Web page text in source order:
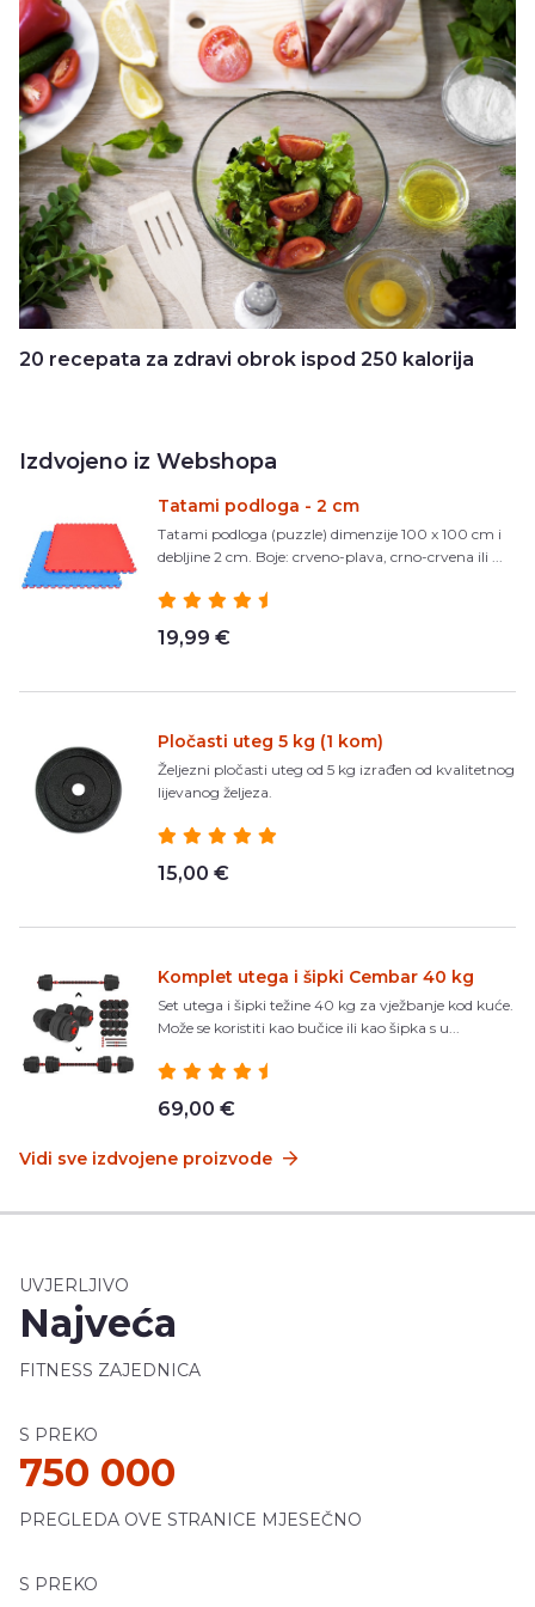
20 recepata za zdravi obrok ispod 250 kalorija
Izdvojeno iz Webshopa
Tatami podloga - 2 cm
Tatami podloga (puzzle) dimenzije 100 x 100 cm i
debljine 2 cm. Boje: crveno-plava, crno-crvena ili ...
19,99 €
Pločasti uteg 5 kg (1 kom)
Željezni pločasti uteg od 5 kg izrađen od kvalitetnog
lijevanog željeza.
15,00 €
Komplet utega i šipki Cembar 40 kg
Set utega i šipki težine 40 kg za vježbanje kod kuće.
Može se koristiti kao bučice ili kao šipka s u...
69,00 €
Vidi sve izdvojene proizvode
UVJERLJIVO
Najveća
FITNESS ZAJEDNICA
S PREKO
750 000
PREGLEDA OVE STRANICE MJESEČNO
S PREKO